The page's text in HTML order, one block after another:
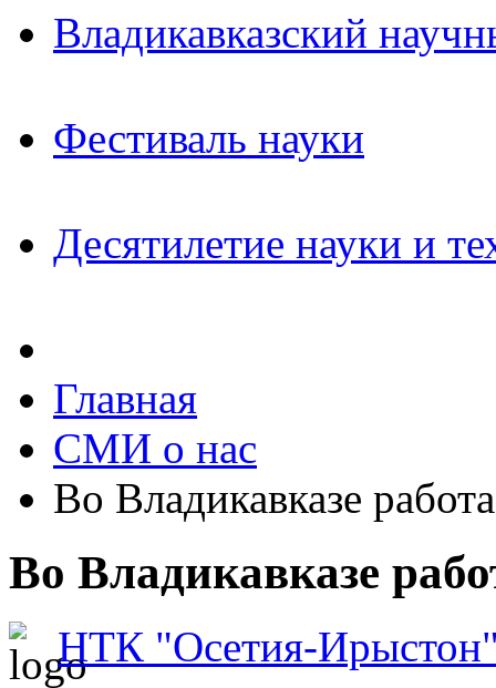
Владикавказский
Фестиваль науки
Десятилетие науки и
Главная
СМИ о нас
Во Владикавказе
Во Владикавказе
НТК "Осетия-